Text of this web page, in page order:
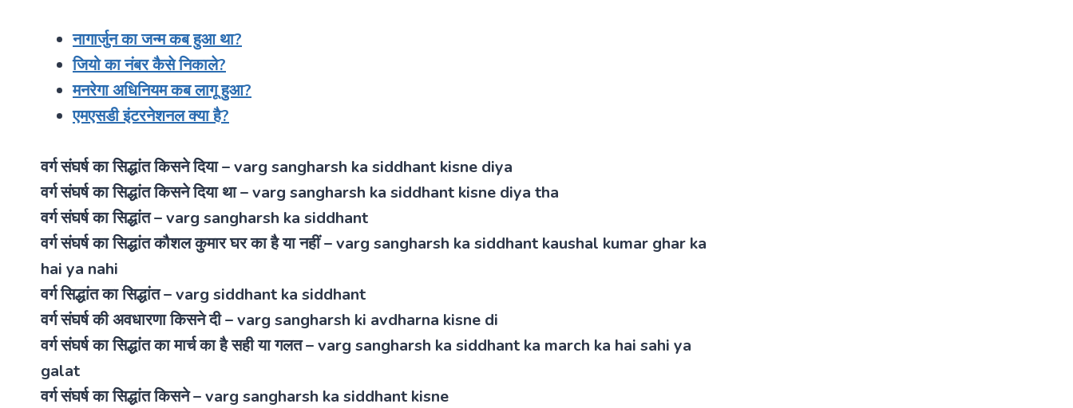
नागार्जुन का जन्म कब हुआ था?
जियो का नंबर कैसे निकाले?
मनरेगा अधिनियम कब लागू हुआ?
एमएसडी इंटरनेशनल क्या है?
वर्ग संघर्ष का सिद्धांत किसने दिया – varg sangharsh ka siddhant kisne diya
वर्ग संघर्ष का सिद्धांत किसने दिया था – varg sangharsh ka siddhant kisne diya tha
वर्ग संघर्ष का सिद्धांत – varg sangharsh ka siddhant
वर्ग संघर्ष का सिद्धांत कौशल कुमार घर का है या नहीं – varg sangharsh ka siddhant kaushal kumar ghar ka
hai ya nahi
वर्ग सिद्धांत का सिद्धांत – varg siddhant ka siddhant
वर्ग संघर्ष की अवधारणा किसने दी – varg sangharsh ki avdharna kisne di
वर्ग संघर्ष का सिद्धांत का मार्च का है सही या गलत – varg sangharsh ka siddhant ka march ka hai sahi ya
galat
वर्ग संघर्ष का सिद्धांत किसने – varg sangharsh ka siddhant kisne